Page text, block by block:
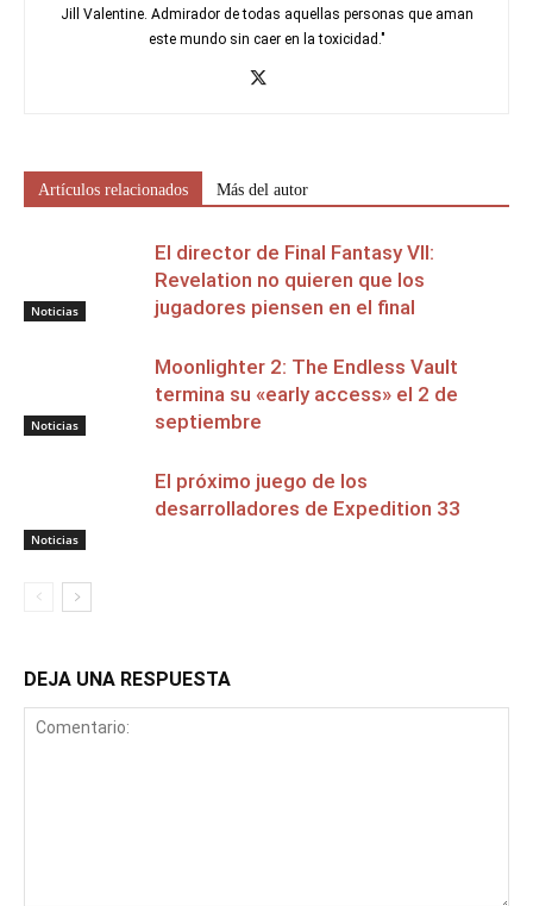
Jill Valentine. Admirador de todas aquellas personas que aman
este mundo sin caer en la toxicidad."
Artículos relacionados Más del autor
Noticias
El director de Final Fantasy VII:
Revelation no quieren que los
jugadores piensen en el final
Noticias
Moonlighter 2: The Endless Vault
termina su «early access» el 2 de
septiembre
Noticias
El próximo juego de los
desarrolladores de Expedition 33
DEJA UNA RESPUESTA